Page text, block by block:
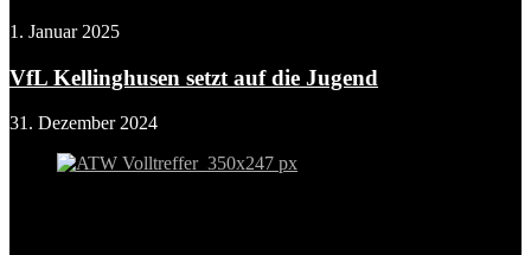
1. Januar 2025
VfL Kellinghusen setzt auf die Jugend
31. Dezember 2024